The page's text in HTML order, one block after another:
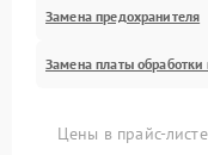
Замена предохранителя
Замена платы обработки
Цены в прайс-